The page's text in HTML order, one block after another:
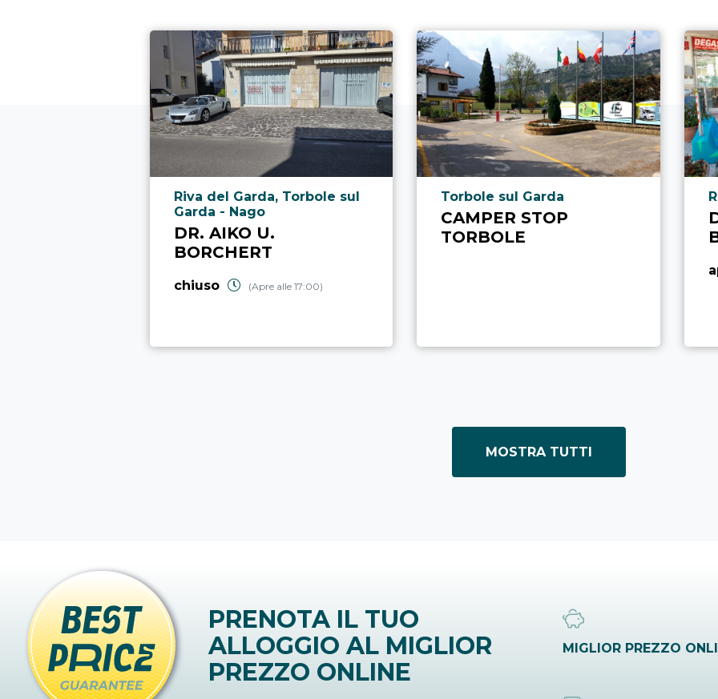
Località punto di interesse
Riva del Garda, Torbole sul
Garda - Nago
DR. AIKO U.
BORCHERT
chiuso (Apre alle 17:00)
Località punto di interesse
Torbole sul Garda
CAMPER STOP
TORBOLE
MOSTRA TUTTI
PRENOTA IL TUO
ALLOGGIO AL MIGLIOR
PREZZO ONLINE
MIGLIOR PREZZO